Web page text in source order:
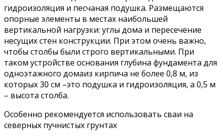
гидроизоляция и песчаная подушка. Размещаются
опорные элементы в местах наибольшей
вертикальной нагрузки: углы дома и пересечение
несущих стен конструкции. При этом очень важно,
чтобы столбы были строго вертикальными. При
таком устройстве основания глубина фундамента для
одноэтажного домаиз кирпича не более 0,8 м, из
которых 30 см –это подушка и гидроизоляция, а 0,5 м
– высота столба.
Особенно рекомендуется использовать сваи на
северных пучнистых грунтах